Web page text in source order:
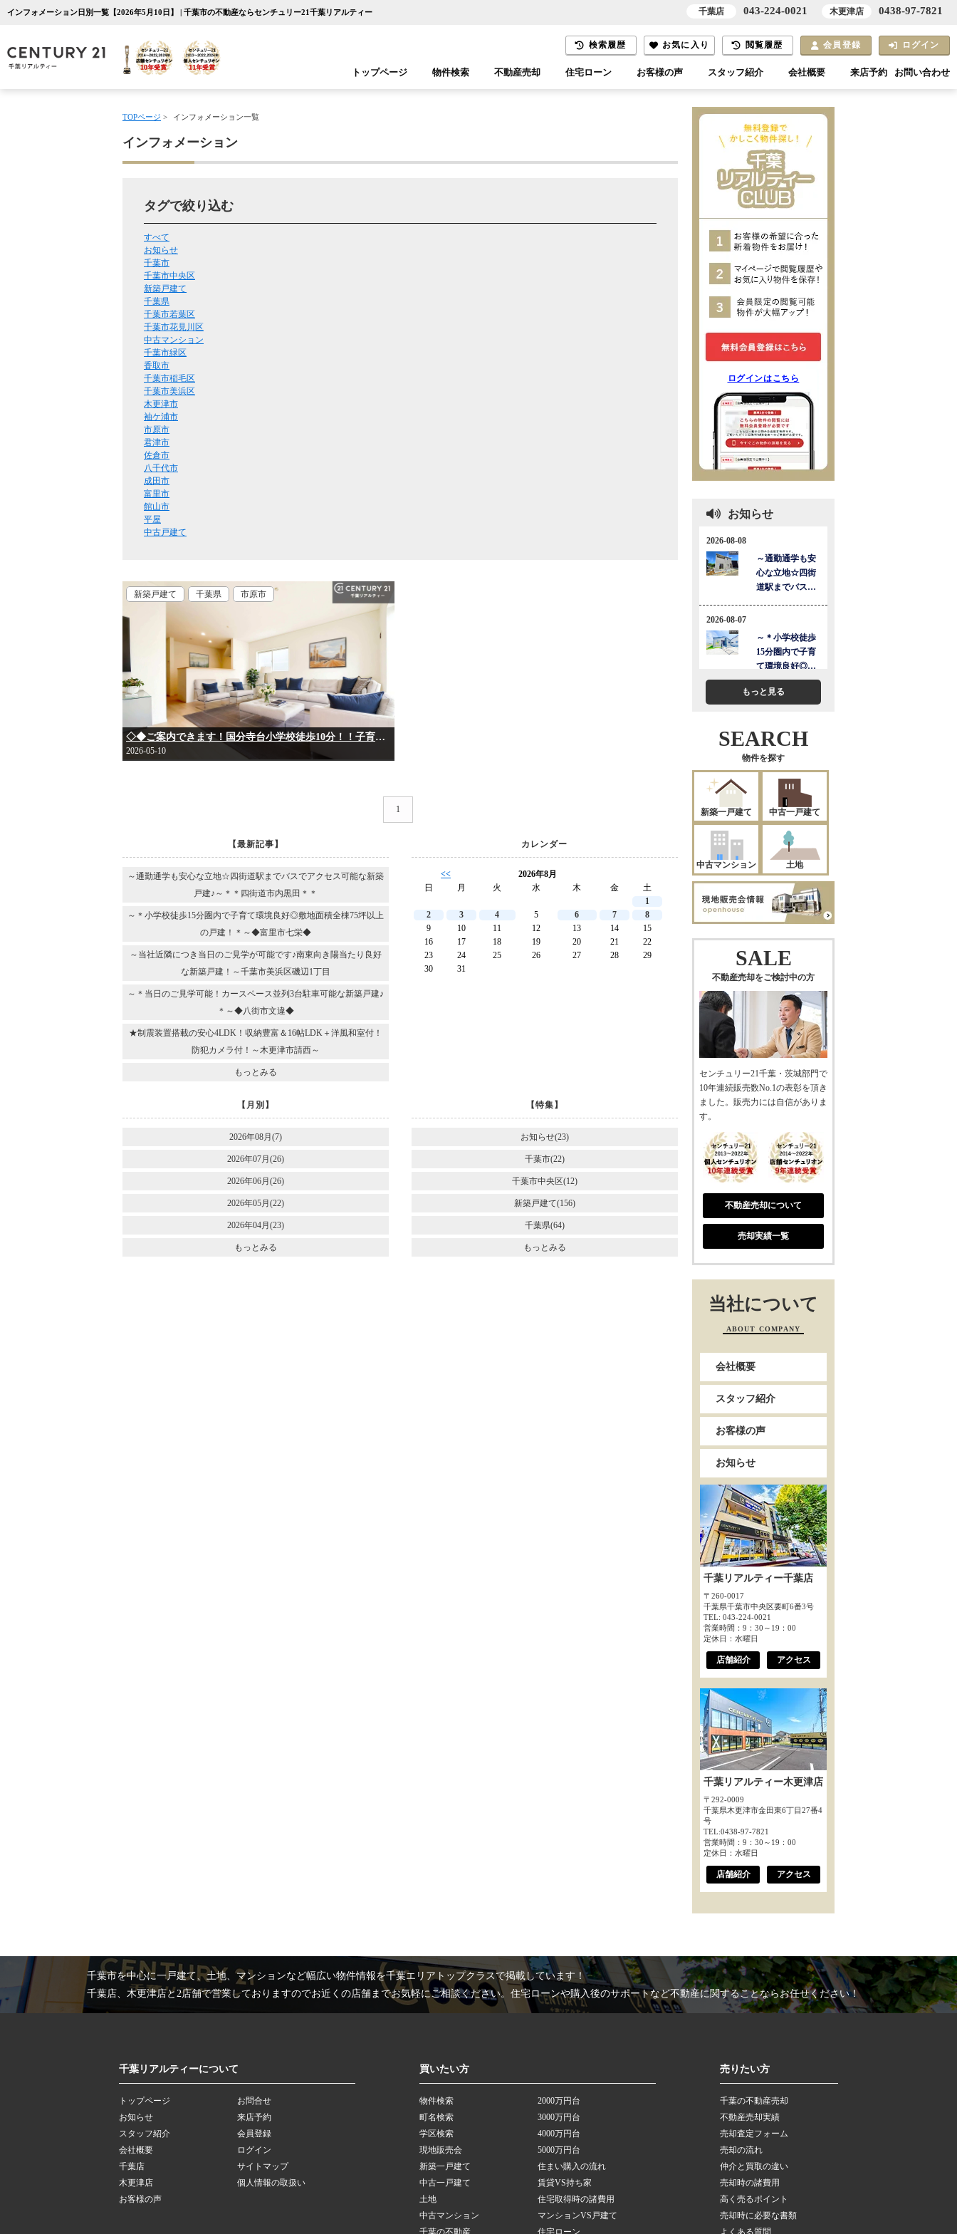
インフォメーション日別一覧【2026年5月10日】 | 千葉市の不動産ならセンチュリー21千葉リアルティー
検索履歴 お気に入り 閲覧履歴 会員登録 ログイン
トップページ 物件検索 不動産売却 住宅ローン お客様の声 スタッフ紹介 会社概要 来店予約 お問い合わせ
TOPページ > インフォメーション一覧
インフォメーション
タグで絞り込む
すべて
お知らせ
千葉市
千葉市中央区
新築戸建て
千葉県
千葉市若葉区
千葉市花見川区
中古マンション
千葉市緑区
香取市
千葉市稲毛区
千葉市美浜区
木更津市
袖ケ浦市
市原市
君津市
佐倉市
八千代市
成田市
富里市
館山市
平屋
中古戸建て
新築戸建て 千葉県 市原市
◇◆ご案内できます！国分寺台小学校徒歩10分！！子育て世代にもおすすめです♪◇～市原市諏訪～
2026-05-10
1
【最新記事】
～通勤通学も安心な立地☆四街道駅までバスでアクセス可能な新築
戸建♪～＊＊四街道市内黒田＊＊
～＊小学校徒歩15分圏内で子育て環境良好◎敷地面積全棟75坪以上
の戸建！＊～◆富里市七栄◆
～当社近隣につき当日のご見学が可能です♪南東向き陽当たり良好
な新築戸建！～千葉市美浜区磯辺1丁目
～＊当日のご見学可能！カースペース並列3台駐車可能な新築戸建♪
＊～◆八街市文違◆
★制震装置搭載の安心4LDK！収納豊富＆16帖LDK＋洋風和室付！
防犯カメラ付！～木更津市請西～
もっとみる
カレンダー
<<
2026年8月
日
月 火 水 木 金
土
1
2
3 4 5 6 7
8
9
10 11 12 13 14
15
16
17 18 19 20 21
22
23
24 25 26 27 28
29
30
31
【月別】
2026年08月(7)
2026年07月(26)
2026年06月(26)
2026年05月(22)
2026年04月(23)
もっとみる
【特集】
お知らせ(23)
千葉市(22)
千葉市中央区(12)
新築戸建て(156)
千葉県(64)
もっとみる
ログインはこちら
お知らせ
もっと見る
SEARCH
物件を探す
新築一戸建て 中古一戸建て
中古マンション 土地
SALE
不動産売却をご検討中の方
センチュリー21千葉・茨城部門で
10年連続販売数No.1の表彰を頂き
ました。販売力には自信がありま
す。
不動産売却について
売却実績一覧
当社について
ABOUT COMPANY
会社概要
スタッフ紹介
お客様の声
お知らせ
千葉リアルティー千葉店
〒260-0017
千葉県千葉市中央区要町6番3号
TEL: 043-224-0021
営業時間：9：30～19：00
定休日：水曜日
店舗紹介 アクセス
千葉リアルティー木更津店
〒292-0009
千葉県木更津市金田東6丁目27番4
号
TEL:0438-97-7821
営業時間：9：30～19：00
定休日：水曜日
店舗紹介 アクセス
千葉市を中心に一戸建て、土地、マンションなど幅広い物件情報を千葉エリアトップクラスで掲載しています！
千葉店、木更津店と2店舗で営業しておりますのでお近くの店舗までお気軽にご相談ください。住宅ローンや購入後のサポートなど不動産に関することならお任せください！
千葉リアルティーについて
トップページ
お知らせ
スタッフ紹介
会社概要
千葉店
木更津店
お客様の声
お問合せ
来店予約
会員登録
ログイン
サイトマップ
個人情報の取扱い
買いたい方
物件検索
町名検索
学区検索
現地販売会
新築一戸建て
中古一戸建て
土地
中古マンション
千葉の不動産
2000万円台
3000万円台
4000万円台
5000万円台
住まい購入の流れ
賃貸VS持ち家
住宅取得時の諸費用
マンションVS戸建て
住宅ローン
売りたい方
千葉の不動産売却
不動産売却実績
売却査定フォーム
売却の流れ
仲介と買取の違い
売却時の諸費用
高く売るポイント
売却時に必要な書類
よくある質問
千葉店 043-224-0021 木更津店 0438-97-7821